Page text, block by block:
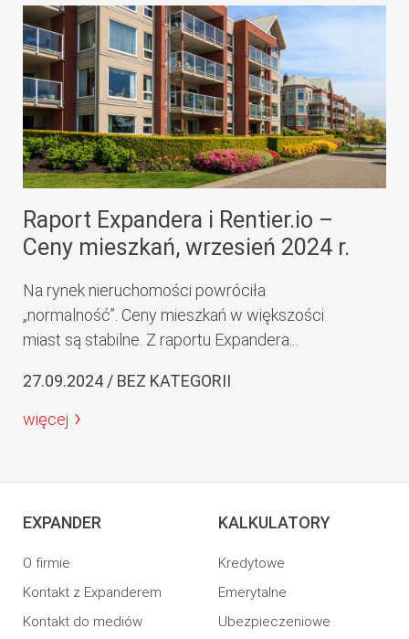
Raport Expandera i Rentier.io –
Ceny mieszkań, wrzesień 2024 r.
Na rynek nieruchomości powróciła
„normalność”. Ceny mieszkań w większości
miast są stabilne. Z raportu Expandera...
27.09.2024 / BEZ KATEGORII
więcej
EXPANDER
O firmie
Kontakt z Expanderem
Kontakt do mediów
KALKULATORY
Kredytowe
Emerytalne
Ubezpieczeniowe